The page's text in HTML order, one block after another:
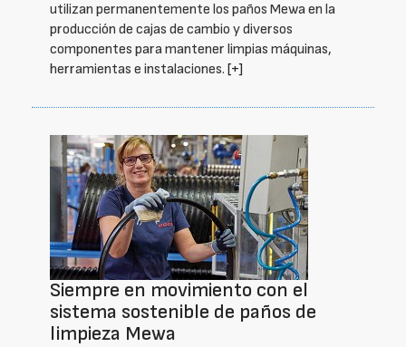
utilizan permanentemente los paños Mewa en la
producción de cajas de cambio y diversos
componentes para mantener limpias máquinas,
herramientas e instalaciones. [+]
Siempre en movimiento con el
sistema sostenible de paños de
limpieza Mewa